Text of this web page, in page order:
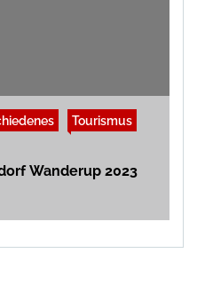
Tourismus
Wanderup 2023